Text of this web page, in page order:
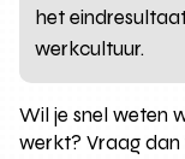
het
werkcultuur.
Wil je snel weten
werkt? Vraag